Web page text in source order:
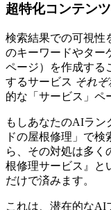
超特化コンテン
検索結果での可視性
のキーワードやター
ページ）を作成する
するサービス それぞ
的な「サービス」ペ
もしあなたのAIラン
ドの屋根修理」で
ら、その対処は多く
根修理サービス』と
だけで済みます。
これは、潜在的なAI